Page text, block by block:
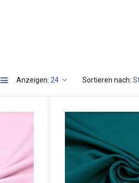
Anzeigen: Sortieren nach: